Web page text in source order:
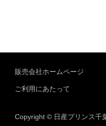
販売会社ホームページ
ご利用にあたって
Copyright © 日産プリンス千